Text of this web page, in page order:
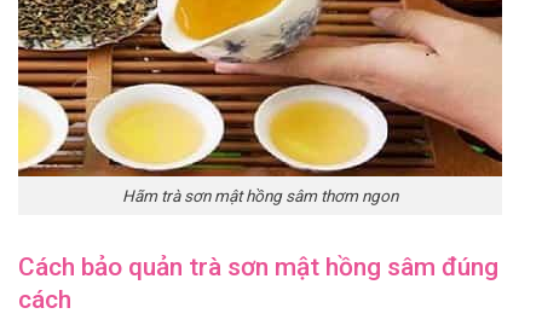
Hãm trà sơn mật hồng sâm thơm ngon
Cách bảo quản trà sơn mật hồng sâm đúng
cách